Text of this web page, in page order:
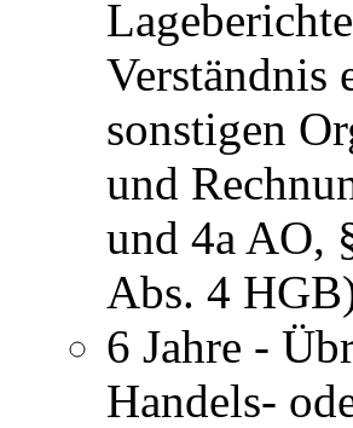
Verständnis
sonstigen
und
und 4a AO,
Abs. 4
6 Jahre -
Handels-